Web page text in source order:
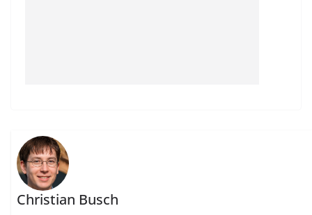
Christian Busch